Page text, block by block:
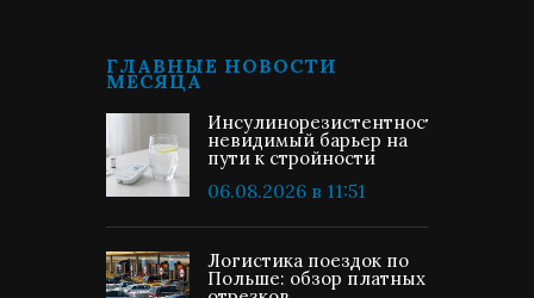
ГЛАВНЫЕ НОВОСТИ
МЕСЯЦА
Инсулинорезистентность:
невидимый барьер на
пути к стройности
06.08.2026 в 11:51
Логистика поездок по
Польше: обзор платных